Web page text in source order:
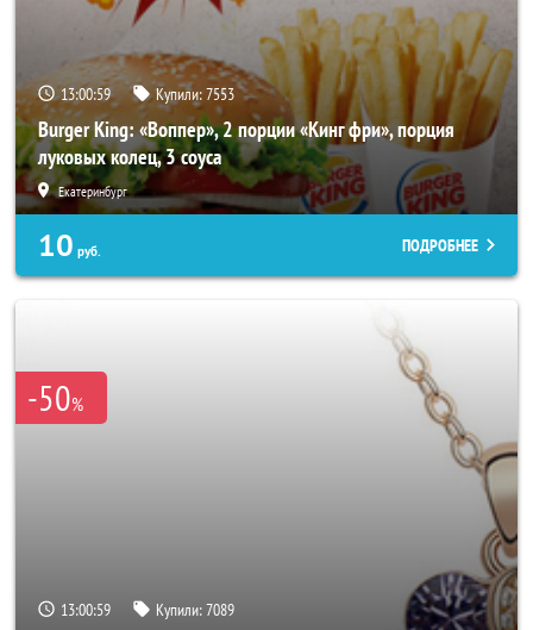
13:00:55 Купили:7553
Burger King: «Воппер», 2 порции «Кинг фри», порция
луковых колец, 3 соуса
Екатеринбург
10 руб. ПОДРОБНЕЕ
-50%
13:00:55 Купили:7089